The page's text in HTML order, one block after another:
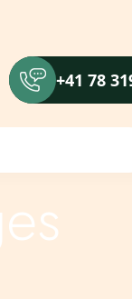
+41 78